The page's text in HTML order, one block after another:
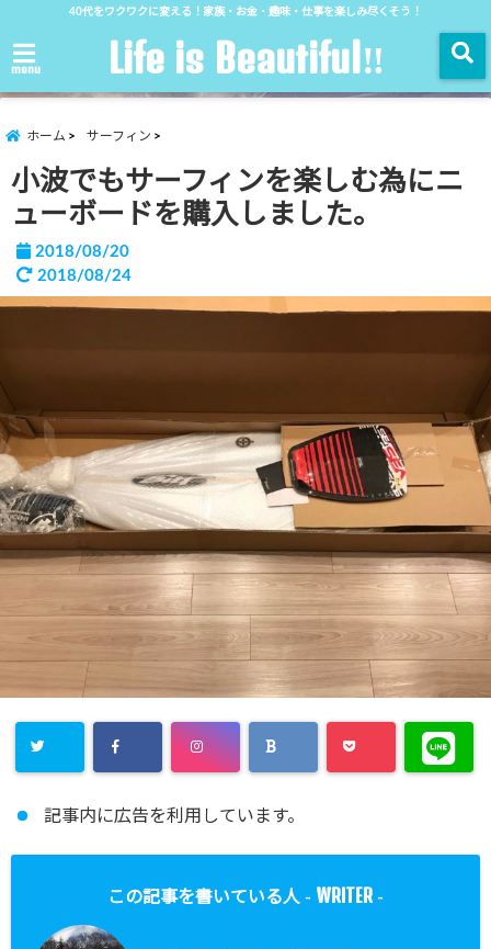
40代をワクワクに変える！家族・お金・趣味・仕事を楽しみ尽くそう！
menu Life is Beautiful‼︎
ホーム サーフィン
小波でもサーフィンを楽しむ為にニ
ューボードを購入しました。
2018/08/20
2018/08/24
記事内に広告を利用しています。
この記事を書いている人 - WRITER -